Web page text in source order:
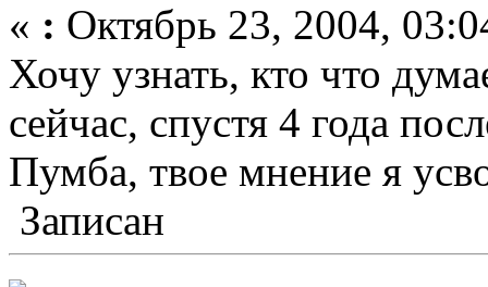
« : Октябрь 23, 2004,
Хочу узнать, кто что
сейчас, спустя 4 года
Пумба, твое мнение я
Записан